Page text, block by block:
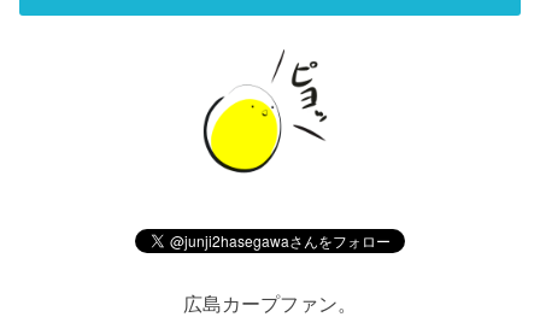
広島カープファン。